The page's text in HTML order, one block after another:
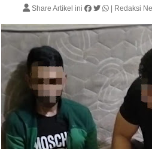
Share Artikel ini Redaksi